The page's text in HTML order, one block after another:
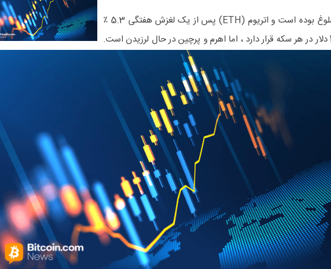
این یک هفته شلوغ بوده است و اتریوم (ETH) پس از یک لغزش هفتگی 5.3 ٪
نزدیک به 4،470 دلار در هر سکه قرار دارد ، اما اهرم و پرچین در حال لرزیدن است.